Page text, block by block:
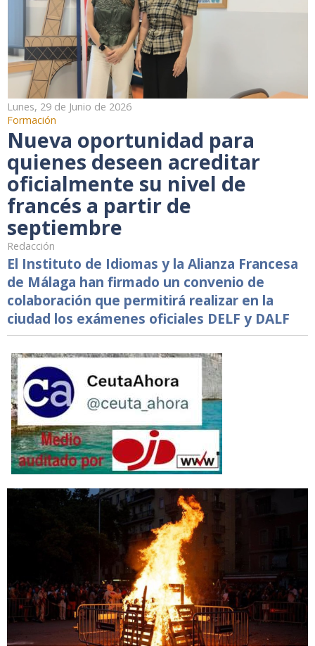
Lunes, 29 de Junio de 2026
Formación
Nueva oportunidad para
quienes deseen acreditar
oficialmente su nivel de
francés a partir de
septiembre
Redacción
El Instituto de Idiomas y la Alianza Francesa
de Málaga han firmado un convenio de
colaboración que permitirá realizar en la
ciudad los exámenes oficiales DELF y DALF